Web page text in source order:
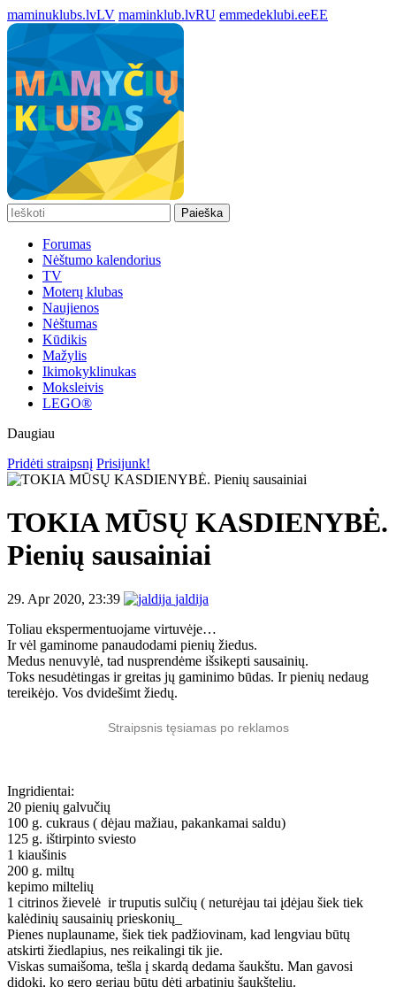
maminuklubs.lvLV maminklub.lvRU emmedeklubi.eeEE
Paieška
Forumas
Nėštumo kalendorius
TV
Moterų klubas
Naujienos
Nėštumas
Kūdikis
Mažylis
Ikimokyklinukas
Moksleivis
LEGO®
Daugiau
Pridėti straipsnį Prisijunk!
TOKIA MŪSŲ KASDIENYBĖ.
Pienių sausainiai
29. Apr 2020, 23:39
jaldija
Toliau ekspermentuojame virtuvėje…
Ir vėl gaminome panaudodami pienių žiedus.
Medus nenuvylė, tad nusprendėme išsikepti sausainių.
Toks nesudėtingas ir greitas jų gaminimo būdas. Ir pienių nedaug
tereikėjo. Vos dvidešimt žiedų.
Straipsnis tęsiamas po reklamos
Ingridientai:
20 pienių galvučių
100 g. cukraus ( dėjau mažiau, pakankamai saldu)
125 g. ištirpinto sviesto
1 kiaušinis
200 g. miltų
kepimo miltelių
1 citrinos žievelė ir truputis sulčių ( neturėjau tai įdėjau šiek tiek
kalėdinių sausainių prieskonių_
Pienes nuplauname, šiek tiek padžiovinam, kad lengviau būtų
atskirti žiedlapius, nes reikalingi tik jie.
Viskas sumaišoma, tešla į skardą dedama šaukštu. Man gavosi
didoki, ko gero geriau būtų dėti arbatiniu šaukšteliu.